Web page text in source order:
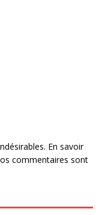
En savoir
commentaires sont